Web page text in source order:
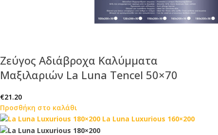
Ζεύγος Αδιάβροχα Καλύμματα
Μαξιλαριών La Luna Tencel 50×70
€21.20
Προσθήκη στο καλάθι